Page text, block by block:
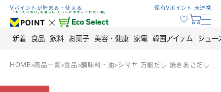
Skip
content
Vポイントが貯まる・使える 保有Vポイント 未連携
新着 食品 飲料 お菓子 美容・健康 家電 韓国アイテム シュー
HOME>商品一覧>食品>調味料・油> シマヤ 万能だし 焼きあごだし